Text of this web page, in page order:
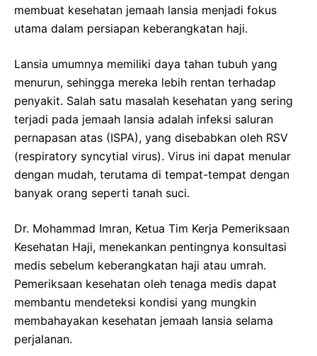
membuat kesehatan jemaah lansia menjadi fokus
utama dalam persiapan keberangkatan haji.
Lansia umumnya memiliki daya tahan tubuh yang
menurun, sehingga mereka lebih rentan terhadap
penyakit. Salah satu masalah kesehatan yang sering
terjadi pada jemaah lansia adalah infeksi saluran
pernapasan atas (ISPA), yang disebabkan oleh RSV
(respiratory syncytial virus). Virus ini dapat menular
dengan mudah, terutama di tempat-tempat dengan
banyak orang seperti tanah suci.
Dr. Mohammad Imran, Ketua Tim Kerja Pemeriksaan
Kesehatan Haji, menekankan pentingnya konsultasi
medis sebelum keberangkatan haji atau umrah.
Pemeriksaan kesehatan oleh tenaga medis dapat
membantu mendeteksi kondisi yang mungkin
membahayakan kesehatan jemaah lansia selama
perjalanan.